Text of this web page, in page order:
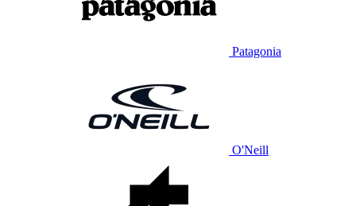
Patagonia
O'Neill